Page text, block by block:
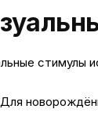
стимулы
Для